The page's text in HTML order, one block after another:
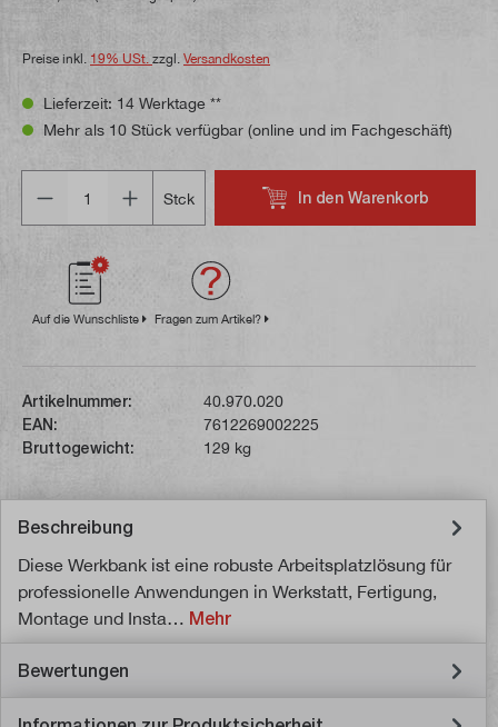
Preise inkl. 19% USt. zzgl. Versandkosten
Lieferzeit: 14 Werktage **
Mehr als 10 Stück verfügbar (online und im Fachgeschäft)
Stck
In den Warenkorb
Auf die Wunschliste Fragen zum Artikel?
Artikelnummer:
40.970.020
EAN:
7612269002225
Bruttogewicht:
129 kg
Beschreibung
Diese Werkbank ist eine robuste Arbeitsplatzlösung für
professionelle Anwendungen in Werkstatt, Fertigung,
Montage und Insta… Mehr
Bewertungen